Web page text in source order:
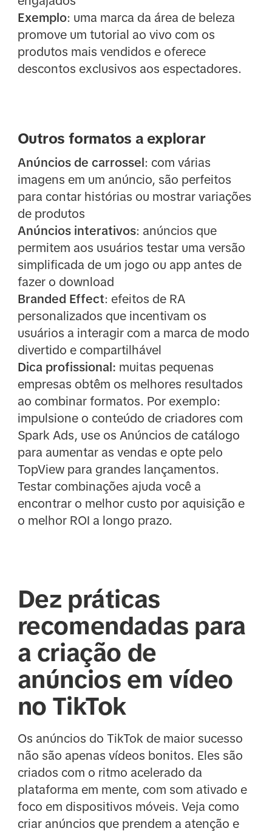
Exemplo: uma marca da área de beleza
promove um tutorial ao vivo com os
produtos mais vendidos e oferece
descontos exclusivos aos espectadores.
Outros formatos a explorar
Anúncios de carrossel : com várias
imagens em um anúncio, são perfeitos
para contar histórias ou mostrar variações
de produtos
Anúncios interativos: anúncios que
permitem aos usuários testar uma versão
simplificada de um jogo ou app antes de
fazer o download
Branded Effect: efeitos de RA
personalizados que incentivam os
usuários a interagir com a marca de modo
divertido e compartilhável
Dica profissional: muitas pequenas
empresas obtêm os melhores resultados
ao combinar formatos. Por exemplo:
impulsione o conteúdo de criadores com
Spark Ads, use os Anúncios de catálogo
para aumentar as vendas e opte pelo
TopView para grandes lançamentos.
Testar combinações ajuda você a
encontrar o melhor custo por aquisição e
o melhor ROI a longo prazo.
Dez práticas
recomendadas para
a criação de
anúncios em vídeo
no TikTok
Os anúncios do TikTok de maior sucesso
não são apenas vídeos bonitos. Eles são
criados com o ritmo acelerado da
plataforma em mente, com som ativado e
foco em dispositivos móveis. Veja como
criar anúncios que prendem a atenção e